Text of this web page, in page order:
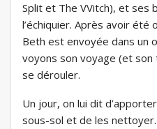
Split et The VVitch), et ses
l’échiquier. Après avoir été
Beth est envoyée dans un
voyons son voyage (et
se dérouler.
Un jour, on lui dit
sous-sol et de les